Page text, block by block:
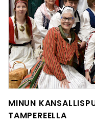
MINUN
TAMPEREELLA